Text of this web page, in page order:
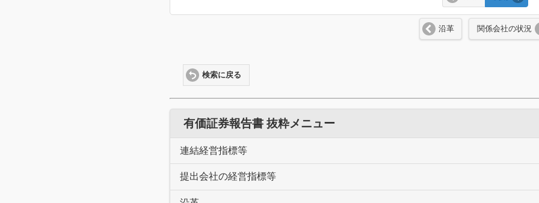
沿革 関係会社の状況
検索に戻る
有価証券報告書 抜粋メニュー
連結経営指標等
提出会社の経営指標等